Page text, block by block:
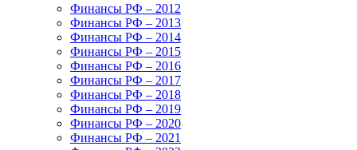
Финансы РФ – 2012
Финансы РФ – 2013
Финансы РФ – 2014
Финансы РФ – 2015
Финансы РФ – 2016
Финансы РФ – 2017
Финансы РФ – 2018
Финансы РФ – 2019
Финансы РФ – 2020
Финансы РФ – 2021